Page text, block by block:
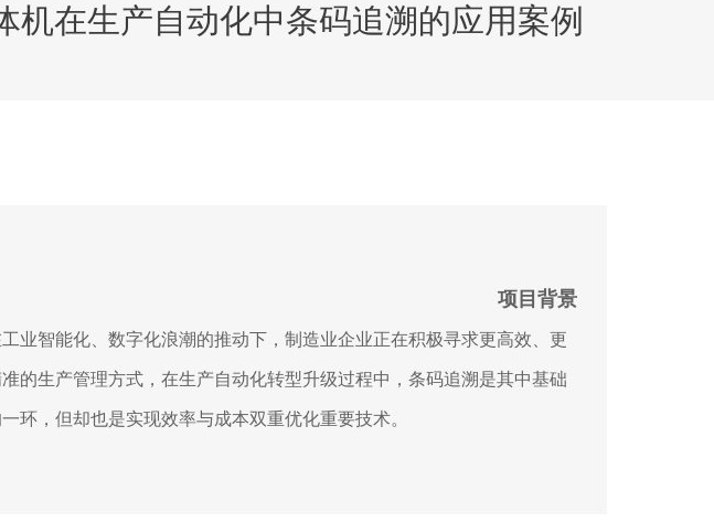
在生产自动化中条码追溯的应用案例
项目背景
业智能化、数字化浪潮的推动下，制造业企业正在积极寻求更高效、更
的生产管理方式，在生产自动化转型升级过程中，条码追溯是其中基础
环，但却也是实现效率与成本双重优化重要技术。